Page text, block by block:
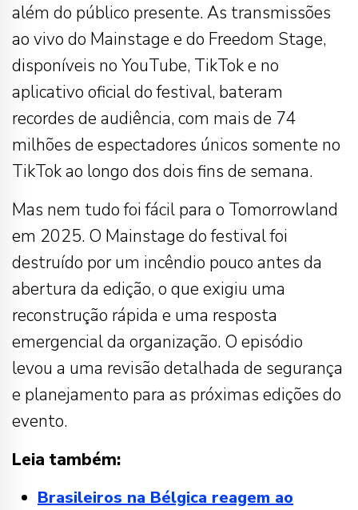
além do público presente. As transmissões
ao vivo do Mainstage e do Freedom Stage,
disponíveis no YouTube, TikTok e no
aplicativo oficial do festival, bateram
recordes de audiência, com mais de 74
milhões de espectadores únicos somente no
TikTok ao longo dos dois fins de semana.
Mas nem tudo foi fácil para o Tomorrowland
em 2025. O Mainstage do festival foi
destruído por um incêndio pouco antes da
abertura da edição, o que exigiu uma
reconstrução rápida e uma resposta
emergencial da organização. O episódio
levou a uma revisão detalhada de segurança
e planejamento para as próximas edições do
evento.
Leia também:
Brasileiros na Bélgica reagem ao